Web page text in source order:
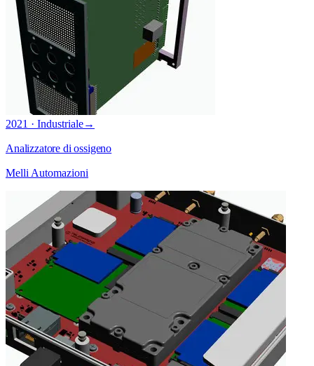
2021 · Industriale→
Analizzatore di ossigeno
Melli Automazioni